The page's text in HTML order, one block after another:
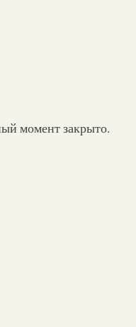
момент закрыто.